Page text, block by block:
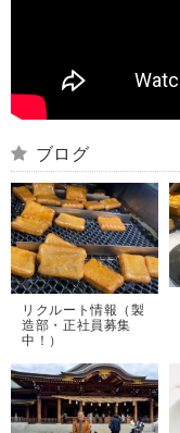
ブログ
リクルート情報（製
造部・正社員募集
中！）